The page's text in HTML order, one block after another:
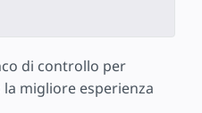
di controllo per
migliore esperienza